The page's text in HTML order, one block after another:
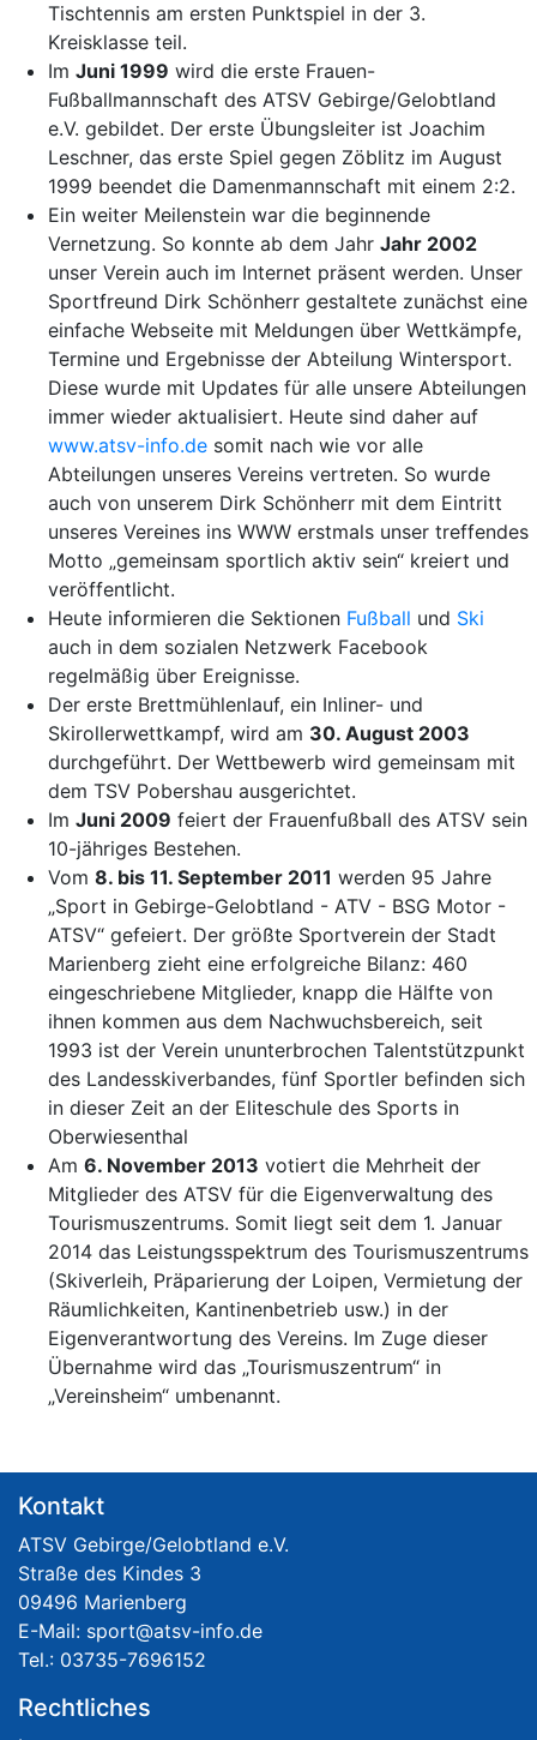
Tischtennis am ersten Punktspiel in der 3.
Kreisklasse teil.
Im Juni 1999 wird die erste Frauen-
Fußballmannschaft des ATSV Gebirge/Gelobtland
e.V. gebildet. Der erste Übungsleiter ist Joachim
Leschner, das erste Spiel gegen Zöblitz im August
1999 beendet die Damenmannschaft mit einem 2:2.
Ein weiter Meilenstein war die beginnende
Vernetzung. So konnte ab dem Jahr Jahr 2002
unser Verein auch im Internet präsent werden. Unser
Sportfreund Dirk Schönherr gestaltete zunächst eine
einfache Webseite mit Meldungen über Wettkämpfe,
Termine und Ergebnisse der Abteilung Wintersport.
Diese wurde mit Updates für alle unsere Abteilungen
immer wieder aktualisiert. Heute sind daher auf
www.atsv-info.de somit nach wie vor alle
Abteilungen unseres Vereins vertreten. So wurde
auch von unserem Dirk Schönherr mit dem Eintritt
unseres Vereines ins WWW erstmals unser treffendes
Motto „gemeinsam sportlich aktiv sein“ kreiert und
veröffentlicht.
Heute informieren die Sektionen Fußball und Ski
auch in dem sozialen Netzwerk Facebook
regelmäßig über Ereignisse.
Der erste Brettmühlenlauf, ein Inliner- und
Skirollerwettkampf, wird am 30. August 2003
durchgeführt. Der Wettbewerb wird gemeinsam mit
dem TSV Pobershau ausgerichtet.
Im Juni 2009 feiert der Frauenfußball des ATSV sein
10-jähriges Bestehen.
Vom 8. bis 11. September 2011 werden 95 Jahre
„Sport in Gebirge-Gelobtland - ATV - BSG Motor -
ATSV“ gefeiert. Der größte Sportverein der Stadt
Marienberg zieht eine erfolgreiche Bilanz: 460
eingeschriebene Mitglieder, knapp die Hälfte von
ihnen kommen aus dem Nachwuchsbereich, seit
1993 ist der Verein ununterbrochen Talentstützpunkt
des Landesskiverbandes, fünf Sportler befinden sich
in dieser Zeit an der Eliteschule des Sports in
Oberwiesenthal
Am 6. November 2013 votiert die Mehrheit der
Mitglieder des ATSV für die Eigenverwaltung des
Tourismuszentrums. Somit liegt seit dem 1. Januar
2014 das Leistungsspektrum des Tourismuszentrums
(Skiverleih, Präparierung der Loipen, Vermietung der
Räumlichkeiten, Kantinenbetrieb usw.) in der
Eigenverantwortung des Vereins. Im Zuge dieser
Übernahme wird das „Tourismuszentrum“ in
„Vereinsheim“ umbenannt.
Kontakt
ATSV Gebirge/Gelobtland e.V.
Straße des Kindes 3
09496 Marienberg
E-Mail:
Tel.: 03735-7696152
Rechtliches